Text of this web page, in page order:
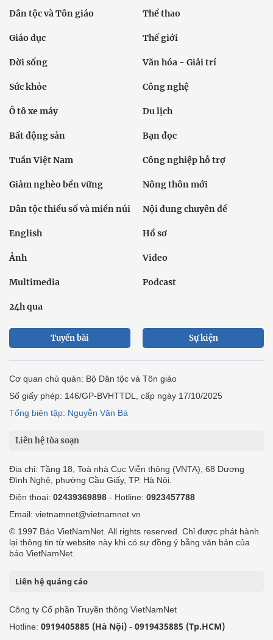
Dân tộc và Tôn giáo Thể thao
Giáo dục Thế giới
Đời sống Văn hóa - Giải trí
Sức khỏe Công nghệ
Ô tô xe máy Du lịch
Bất động sản Bạn đọc
Tuần Việt Nam Công nghiệp hỗ trợ
Giảm nghèo bền vững Nông thôn mới
Dân tộc thiểu số và miền núi Nội dung chuyên đề
English Hồ sơ
Ảnh Video
Multimedia Podcast
24h qua
Tuyến bài Sự kiện
Cơ quan chủ quản: Bộ Dân tộc và Tôn giáo
Số giấy phép: 146/GP-BVHTTDL, cấp ngày 17/10/2025
Tổng biên tập: Nguyễn Văn Bá
Liên hệ tòa soạn
Địa chỉ: Tầng 18, Toà nhà Cục Viễn thông (VNTA), 68 Dương
Đình Nghệ, phường Cầu Giấy, TP. Hà Nội.
Điện thoại: 02439369898 - Hotline: 0923457788
Email: vietnamnet@vietnamnet.vn
© 1997 Báo VietNamNet. All rights reserved. Chỉ được phát hành
lại thông tin từ website này khi có sự đồng ý bằng văn bản của
báo VietNamNet.
Liên hệ quảng cáo
Công ty Cổ phần Truyền thông VietNamNet
Hotline: 0919405885 (Hà Nội) - 0919435885 (Tp.HCM)